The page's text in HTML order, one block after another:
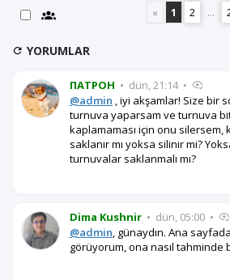
« 1 2 ...
YORUMLAR
ПАТРОН • dün, 21:14 •
@admin , iyi akşamlar! Size bir
turnuva yaparsam ve turnuva
kaplamaması için onu
saklanır mı yoksa silinir mi?
turnuvalar saklanmalı mı?
Dima Kushnir • dün, 05:00 •
@admin, günaydın. Ana
görüyorum, ona nasıl tahminde